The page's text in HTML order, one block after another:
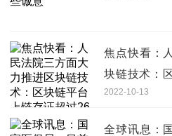
焦点快看：
块链技术：
亿条
2022-10-13
全球讯息：